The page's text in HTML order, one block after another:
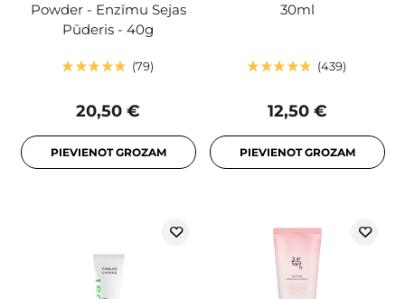
Powder - Enzīmu Sejas
Pūderis - 40g
79
20,50 €
PIEVIENOT GROZAM
30ml
439
12,50 €
PIEVIENOT GROZAM